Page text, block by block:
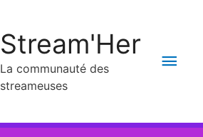
Stream'Her
La communauté des
streameuses